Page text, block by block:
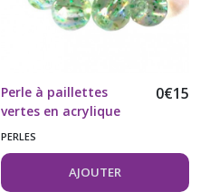
Perle à paillettes
vertes en acrylique
transparente vendue
à l'unité
0€15
PERLES
AJOUTER